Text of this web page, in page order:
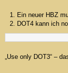
Ein neuer HBZ
DOT4 kann ich
„Use only DOT3“ –